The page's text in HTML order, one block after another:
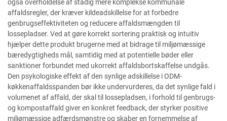
også overholdelse af stadig mere komplekse kommunale
affaldsregler, der kræver kildeadskillelse for at forbedre
genbrugseffektiviteten og reducere affaldsmængden til
lossepladser. Ved at gøre korrekt sortering praktisk og intuitiv
hjælper dette produkt brugerne med at bidrage til miljømæssige
bæredygtigheds mål, samtidig med at potentielle bøder eller
sanktioner forbundet med ukorrekt affaldsbortskaffelse undgås.
Den psykologiske effekt af den synlige adskillelse i ODM-
køkkenaffaldsspanden bør ikke undervurderes, da det synlige fald i
volumenet af affald, der skal til lossepladsen, i forhold til genbrugs-
og kompostaffald giver en konkret feedback, der styrker positive
miljømæssige adfærdsmønstre og skaber en fornemmelse af